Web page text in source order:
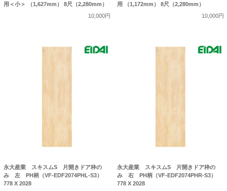
用＜小＞ （1,627mm） 8尺（2,280mm）
10,000円
用 （1,172mm） 8尺（2,280mm）
10,000円
永大産業 スキスムS 片開きドア枠の
み 左 PH柄（VF-EDF2074PHL-S3）
778 X 2028
永大産業 スキスムS 片開きドア枠の
み 右 PH柄（VF-EDF2074PHR-S3）
778 X 2028